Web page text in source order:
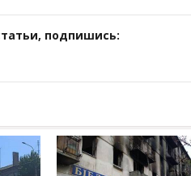
подпишись: